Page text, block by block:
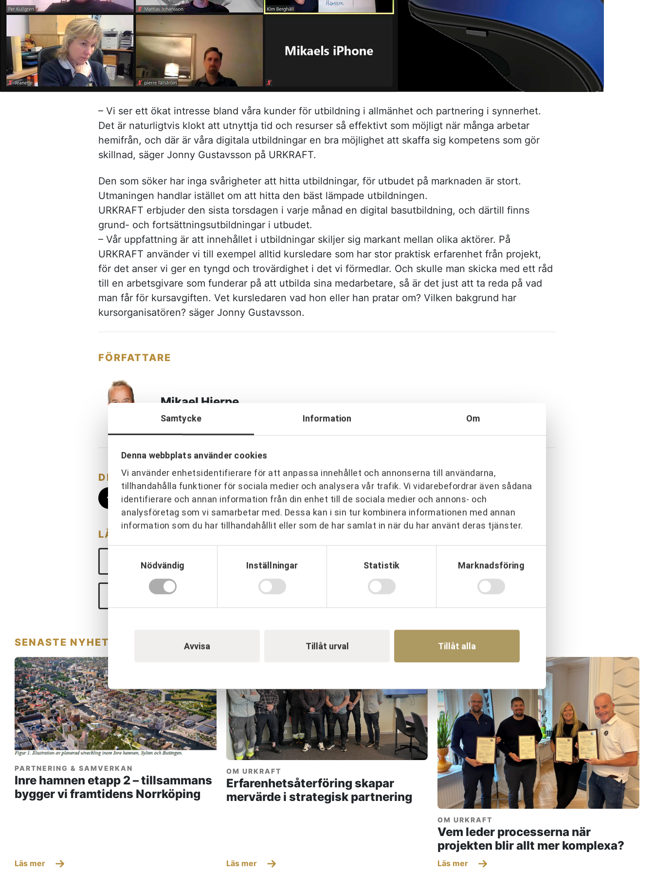
Samtycke Information Om
Denna webbplats använder cookies
Vi använder enhetsidentifierare för att anpassa innehållet och annonserna till användarna,
tillhandahålla funktioner för sociala medier och analysera vår trafik. Vi vidarebefordrar även sådana
identifierare och annan information från din enhet till de sociala medier och annons- och
analysföretag som vi samarbetar med. Dessa kan i sin tur kombinera informationen med annan
information som du har tillhandahållit eller som de har samlat in när du har använt deras tjänster.
Samtyckesval
Nödvändig
Inställningar Statistik Marknadsföring
Avvisa Tillåt urval Tillåt alla
– Vi ser ett ökat intresse bland våra kunder för utbildning i allmänhet och partnering i synnerhet.
Det är naturligtvis klokt att utnyttja tid och resurser så effektivt som möjligt när många arbetar
hemifrån, och där är våra digitala utbildningar en bra möjlighet att skaffa sig kompetens som gör
skillnad, säger Jonny Gustavsson på URKRAFT.
Den som söker har inga svårigheter att hitta utbildningar, för utbudet på marknaden är stort.
Utmaningen handlar istället om att hitta den bäst lämpade utbildningen.
URKRAFT erbjuder den sista torsdagen i varje månad en digital basutbildning, och därtill finns
grund- och fortsättningsutbildningar i utbudet.
– Vår uppfattning är att innehållet i utbildningar skiljer sig markant mellan olika aktörer. På
URKRAFT använder vi till exempel alltid kursledare som har stor praktisk erfarenhet från projekt,
för det anser vi ger en tyngd och trovärdighet i det vi förmedlar. Och skulle man skicka med ett råd
till en arbetsgivare som funderar på att utbilda sina medarbetare, så är det just att ta reda på vad
man får för kursavgiften. Vet kursledaren vad hon eller han pratar om? Vilken bakgrund har
kursorganisatören? säger Jonny Gustavsson.
FÖRFATTARE
Mikael Hjerpe
DELA
LÄS MER INOM:
PARTNERING & SAMVERKAN TEAM & LEDARSKAP EVENT & AKTIVITETER
PROFIL & KOMMUNIKATION OM URKRAFT
SENASTE NYHETERNA
PARTNERING & SAMVERKAN
Inre hamnen etapp 2 – tillsammans
bygger vi framtidens Norrköping
Läs mer
OM URKRAFT
Erfarenhetsåterföring skapar
mervärde i strategisk partnering
Läs mer
OM URKRAFT
Vem leder processerna när
projekten blir allt mer komplexa?
Läs mer